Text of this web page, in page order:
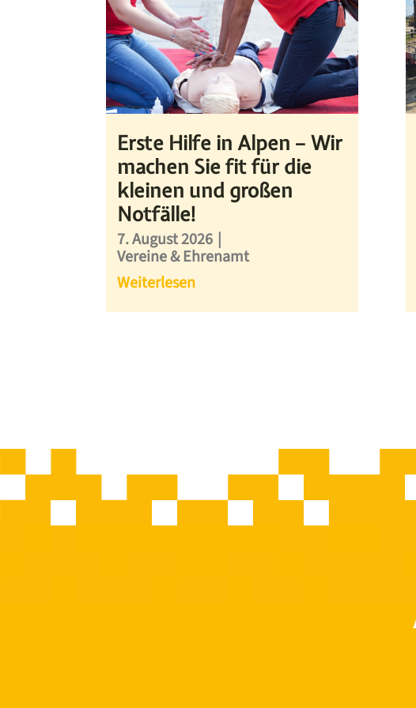
Erste Hilfe in Alpen – Wir
machen Sie fit für die
kleinen und großen
Notfälle!
7. August 2026 |
Vereine & Ehrenamt
Weiterlesen